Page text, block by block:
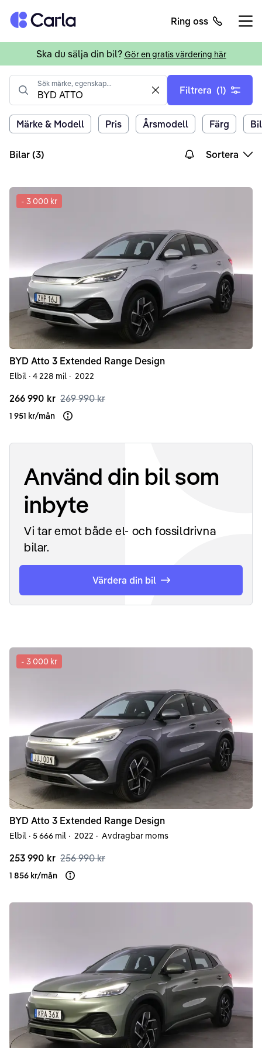
Tillbaka till startsidan Ring oss
Ska du sälja din bil? Gör en gratis värdering här
Sök märke, egenskap...
Clear valueFiltrera (1)
Märke & Modell Pris Årsmodell Färg
Bilar (3) Sortera
- 3 000 kr
BYD Atto 3 Extended Range Design
Elbil · 4 228 mil · 2022
266 990 kr 269 990 kr
1 951 kr/mån Läs mer om finansiering
- 3 000 kr
BYD Atto 3 Extended Range Design
Elbil · 5 666 mil · 2022 · Avdragbar moms
253 990 kr 256 990 kr
1 856 kr/mån Läs mer om finansiering
Använd din bil som
inbyte
Vi tar emot både el- och fossildrivna
bilar.
Värdera din bil